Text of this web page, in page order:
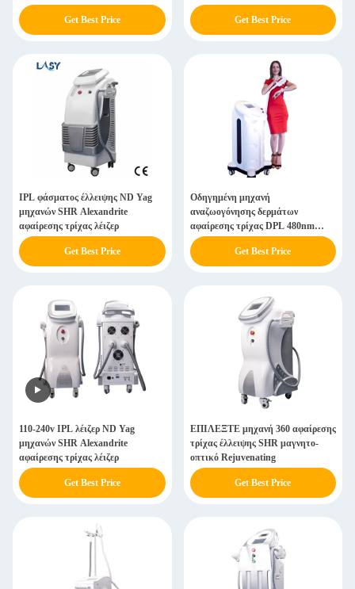
Get Best Price Get Best Price
IPL φάσματος έλλειψης ND Yag
μηχανών SHR Alexandrite
αφαίρεσης τρίχας λέιζερ
Get Best Price
Οδηγημένη μηχανή
αναζωογόνησης δερμάτων
αφαίρεσης τρίχας DPL 480nm
Elight SHR IPL 530NM
Get Best Price
110-240v IPL λέιζερ ND Yag
μηχανών SHR Alexandrite
αφαίρεσης τρίχας λέιζερ
Get Best Price
ΕΠΙΛΕΞΤΕ μηχανή 360 αφαίρεσης
τρίχας έλλειψης SHR μαγνητο-
οπτικό Rejuvenating
Get Best Price